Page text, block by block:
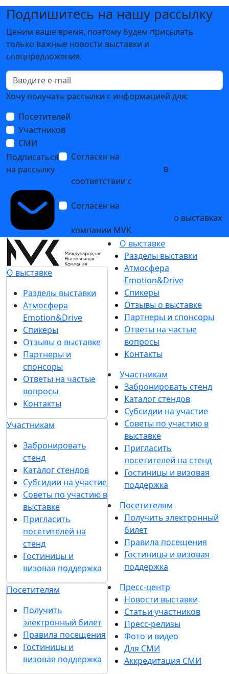
Подпишитесь на нашу рассылку
Ценим ваше время, поэтому будем присылать
только важные новости выставки и
спецпредложения.
Хочу получать рассылки с информацией для:
Посетителей
Участников
СМИ
Подписаться
на рассылку
Согласен на
в
соответствии с
Согласен на
о выставках
компании MVK
О выставке
Разделы выставки
Атмосфера
Emotion&Drive
Спикеры
Отзывы о выставке
Партнеры и
спонсоры
Ответы на частые
вопросы
Контакты
Участникам
Забронировать
стенд
Каталог стендов
Субсидии на участие
Советы по участию в
выставке
Пригласить
посетителей на
стенд
Гостиницы и
визовая поддержка
Посетителям
Получить
электронный билет
Правила посещения
Гостиницы и
визовая поддержка
О выставке
Разделы выставки
Атмосфера
Emotion&Drive
Спикеры
Отзывы о выставке
Партнеры и спонсоры
Ответы на частые
вопросы
Контакты
Участникам
Забронировать стенд
Каталог стендов
Субсидии на участие
Советы по участию в
выставке
Пригласить
посетителей на стенд
Гостиницы и визовая
поддержка
Посетителям
Получить электронный
билет
Правила посещения
Гостиницы и визовая
поддержка
Пресс-центр
Новости выставки
Статьи участников
Пресс-релизы
Фото и видео
Для СМИ
Аккредитация СМИ